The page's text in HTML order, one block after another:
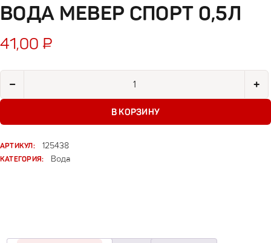
ВОДА МЕВЕР СПОРТ 0,5Л
41,00 ₽
− +
В КОРЗИНУ
АРТИКУЛ:
125438
КАТЕГОРИЯ:
Вода